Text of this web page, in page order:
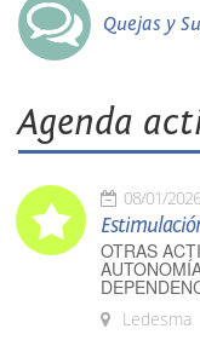
Quejas y
Agenda
08/01/2026
OTRAS
Ledesma